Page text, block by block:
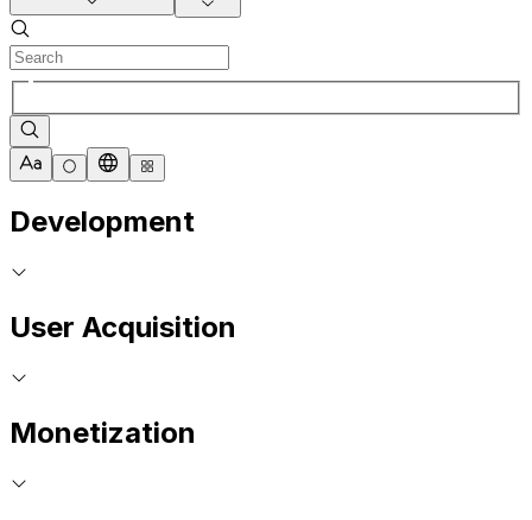
Development
User Acquisition
Monetization